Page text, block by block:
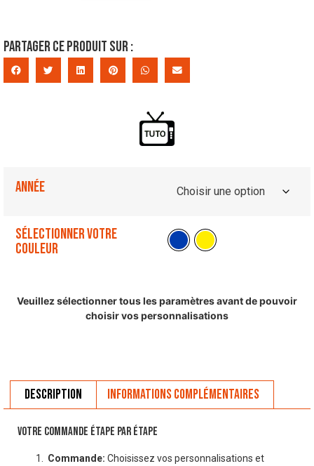
Partager ce produit sur :
Année
Sélectionner votre
couleur
Veuillez sélectionner tous les paramètres avant de pouvoir
choisir vos personnalisations
Description Informations complémentaires
VOTRE COMMANDE ÉTAPE PAR ÉTAPE
Commande: Choisissez vos personnalisations et